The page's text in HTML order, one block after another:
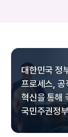
대한민국 정
프로세스, 공
혁신을 통해
국민주권정